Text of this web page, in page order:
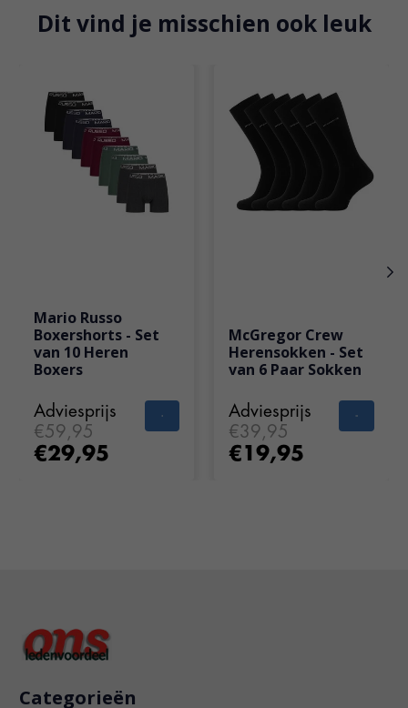
Dit vind je misschien ook leuk
Mario Russo
Boxershorts - Set
van 10 Heren
Boxers
Adviesprijs
€59,95
€29,95
McGregor Crew
Herensokken - Set
van 6 Paar Sokken
Adviesprijs
€39,95
€19,95
Categorieën